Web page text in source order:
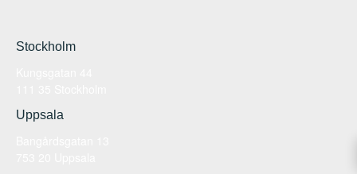
Stockholm
Uppsala